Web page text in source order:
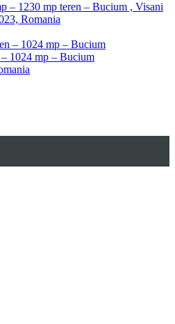
– 1230 mp teren – Bucium , Visani
Romania
1024 mp – Bucium